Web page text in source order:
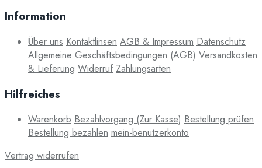
Information
Über uns Kontaktlinsen AGB & Impressum Datenschutz
Allgemeine Geschäftsbedingungen (AGB) Versandkosten
& Lieferung Widerruf Zahlungsarten
Hilfreiches
Warenkorb Bezahlvorgang (Zur Kasse) Bestellung prüfen
Bestellung bezahlen mein-benutzerkonto
Vertrag widerrufen